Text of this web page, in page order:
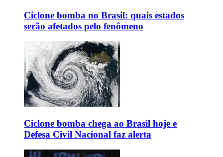
Ciclone bomba no Brasil: quais estados
serão afetados pelo fenômeno
Ciclone bomba chega ao Brasil hoje e
Defesa Civil Nacional faz alerta